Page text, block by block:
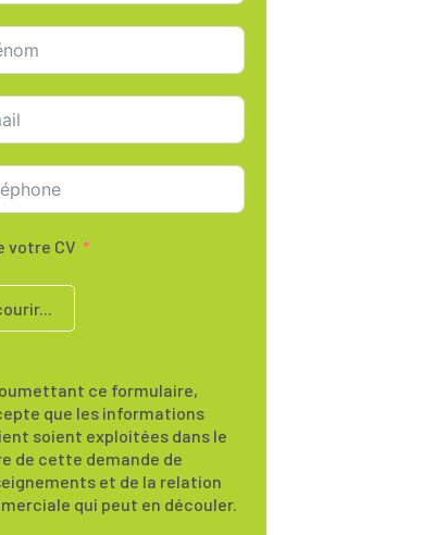
votre CV
ce formulaire,
que les informations
soient exploitées dans le
de cette demande de
et de la relation
qui peut en découler.